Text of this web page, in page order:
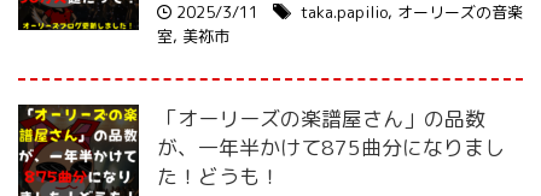
2025/3/11 taka.papilio, オーリーズの音楽
室, 美祢市
「オーリーズの楽譜屋さん」の品数
が、一年半かけて875曲分になりまし
た！どうも！